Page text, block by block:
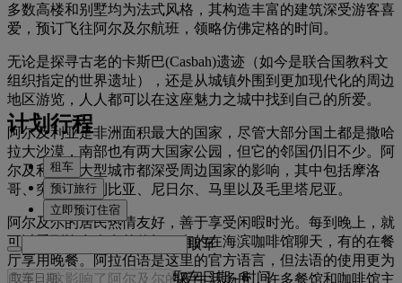
多数高楼和别墅均为法式风格，其构造丰富的建筑深受游客喜
爱，预订飞往阿尔及尔航班，领略仿佛定格的时间。
无论是探寻古老的卡斯巴(Casbah)遗迹（如今是联合国教科文
组织指定的世界遗址），还是从城镇外围到更加现代化的周边
地区游览，人人都可以在这座魅力之城中找到自己的所爱。
阿尔及利亚是非洲面积最大的国家，尽管大部分国土都是撒哈
拉大沙漠，南部也有两大国家公园，但它的邻国仍旧不少。阿
尔及利亚的大型城市都深受周边国家的影响，其中包括摩洛
哥、突尼斯、利比亚、尼日尔、马里以及毛里塔尼亚。
阿尔及尔的居民热情友好，善于享受闲暇时光。每到晚上，就
可以看到许多人在外休闲，有的在海滨咖啡馆聊天，有的在餐
厅享用晚餐。阿拉伯语是这里的官方语言，但法语的使用更为
广泛。这影响了阿尔及尔的夜生活场所，许多餐馆和咖啡馆主
计划行程
租车
预订旅行
立即预订住宿
取车
取车日期 - 时间